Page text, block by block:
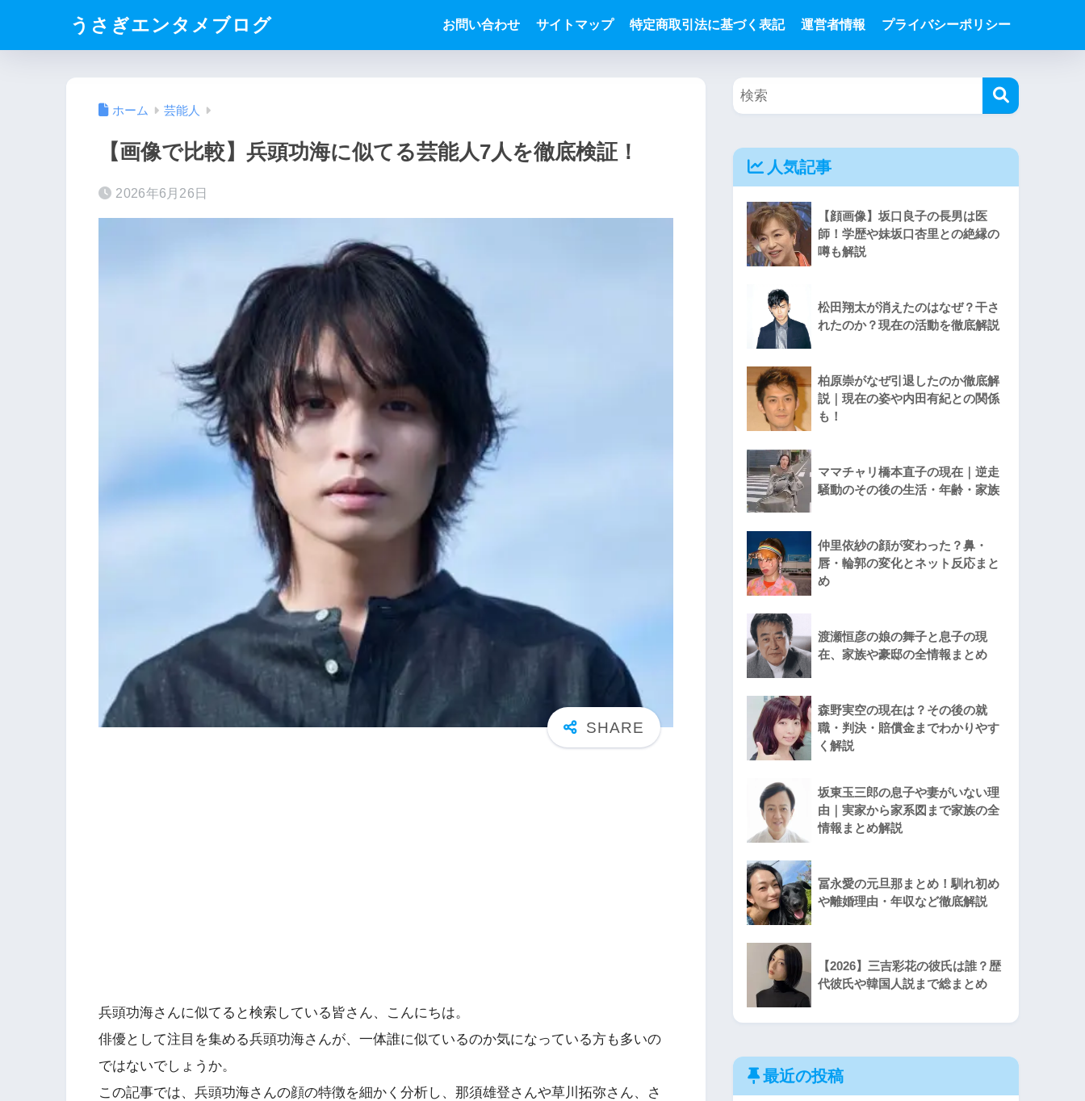
うさぎエンタメブログ お問い合わせ サイトマップ 特定商取引法に基づく表記 運営者情報 プライバシーポリシー
ホーム 芸能人
【画像で比較】兵頭功海に似てる芸能人7人を徹底検証！
2026年6月26日
兵頭功海さんに似てると検索している皆さん、こんにちは。
俳優として注目を集める兵頭功海さんが、一体誰に似ているのか気になっている方も多いの
ではないでしょうか。
この記事では、兵頭功海さんの顔の特徴を細かく分析し、那須雄登さんや草川拓弥さん、さ
人気記事
【顔画像】坂口良子の長男は医
師！学歴や妹坂口杏里との絶縁の
噂も解説
松田翔太が消えたのはなぜ？干さ
れたのか？現在の活動を徹底解説
柏原崇がなぜ引退したのか徹底解
説｜現在の姿や内田有紀との関係
も！
ママチャリ橋本直子の現在｜逆走
騒動のその後の生活・年齢・家族
仲里依紗の顔が変わった？鼻・
唇・輪郭の変化とネット反応まと
め
渡瀬恒彦の娘の舞子と息子の現
在、家族や豪邸の全情報まとめ
森野実空の現在は？その後の就
職・判決・賠償金までわかりやす
く解説
坂東玉三郎の息子や妻がいない理
由｜実家から家系図まで家族の全
情報まとめ解説
冨永愛の元旦那まとめ！馴れ初め
や離婚理由・年収など徹底解説
【2026】三吉彩花の彼氏は誰？歴
代彼氏や韓国人説まで総まとめ
最近の投稿